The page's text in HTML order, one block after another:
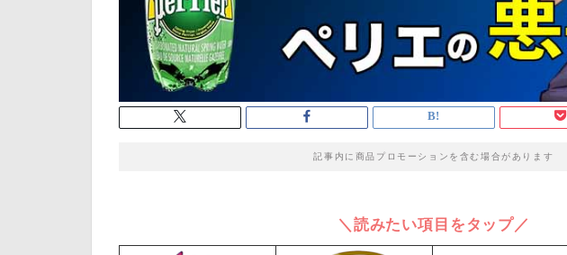
記事内に商品プロモーションを含む場合があります
＼読みたい項目をタップ／